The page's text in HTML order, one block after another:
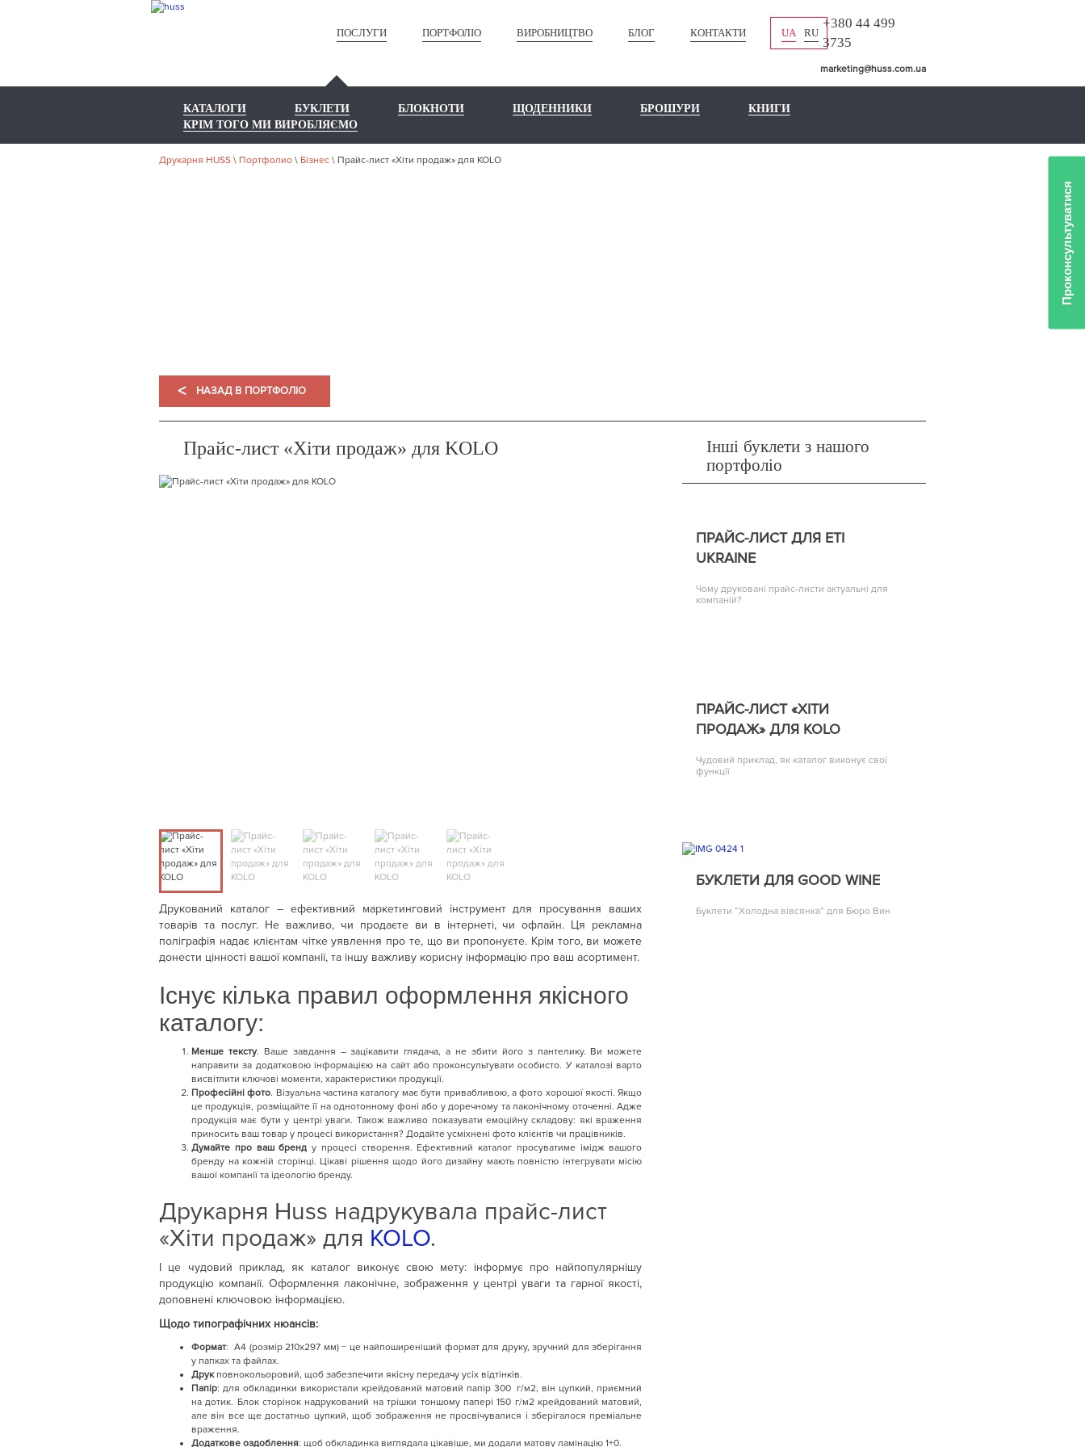
ПОСЛУГИ ПОРТФОЛІО ВИРОБНИЦТВО БЛОГ КОНТАКТИ UA RU
+380 44 499
3735
marketing@huss.com.ua
КАТАЛОГИ БУКЛЕТИ БЛОКНОТИ ЩОДЕННИКИ БРОШУРИ
КНИГИ
КРІМ ТОГО МИ ВИРОБЛЯЄМО
Друкарня HUSS \ Портфолио \ Бізнес \ Прайс-лист «Хіти продаж» для KOLO
< НАЗАД В ПОРТФОЛІО
Прайс-лист «Хіти продаж» для KOLO
Друкований каталог – ефективний маркетинговий інструмент для просування ваших
товарів та послуг. Не важливо, чи продаєте ви в інтернеті, чи офлайн. Ця рекламна
поліграфія надає клієнтам чітке уявлення про те, що ви пропонуєте. Крім того, ви можете
донести цінності вашої компанії, та іншу важливу корисну інформацію про ваш асортимент.
Існує кілька правил оформлення якісного
каталогу:
Менше тексту. Ваше завдання – зацікавити глядача, а не збити його з пантелику. Ви можете
направити за додатковою інформацією на сайт або проконсультувати особисто. У каталозі варто
висвітлити ключові моменти, характеристики продукції.
Професійні фото. Візуальна частина каталогу має бути привабливою, а фото хорошої якості. Якщо
це продукція, розміщайте її на однотонному фоні або у доречному та лаконічному оточенні. Адже
продукція має бути у центрі уваги. Також важливо показувати емоційну складову: які враження
приносить ваш товар у процесі використання? Додайте усміхнені фото клієнтів чи працівників.
Думайте про ваш бренд у процесі створення. Ефективний каталог просуватиме імідж вашого
бренду на кожній сторінці. Цікаві рішення щодо його дизайну мають повністю інтегрувати місію
вашої компанії та ідеологію бренду.
Друкарня Huss надрукувала прайс-лист
«Хіти продаж» для KOLO.
І це чудовий приклад, як каталог виконує свою мету: інформує про найпопулярнішу
продукцію компанії. Оформлення лаконічне, зображення у центрі уваги та гарної якості,
доповнені ключовою інформацією.
Щодо типографічних нюансів:
Формат: А4 (розмір 210х297 мм) − це найпоширеніший формат для друку, зручний для зберігання
у папках та файлах.
Друкповнокольоровий, щоб забезпечити якісну передачу усіх відтінків.
Папір: для обкладинки використали крейдований матовий папір 300 г/м2, він цупкий, приємний
на дотик. Блок сторінок надрукований на трішки тоншому папері 150 г/м2 крейдований матовий,
але він все ще достатньо цупкий, щоб зображення не просвічувалися і зберігалося преміальне
враження.
Додаткове оздоблення: щоб обкладинка виглядала цікавіше, ми додали матову ламінацію 1+0.
Інші буклети з нашого
портфоліо
ПРАЙС-ЛИСТ ДЛЯ ETI
UKRAINE
Чому друковані прайс-листи актуальні для
компаній?
ПРАЙС-ЛИСТ «ХІТИ
ПРОДАЖ» ДЛЯ KOLO
Чудовий приклад, як каталог виконує свої
функції
БУКЛЕТИ ДЛЯ GOOD WINE
Буклети “Холодна вівсянка” для Бюро Вин
Проконсультуватися